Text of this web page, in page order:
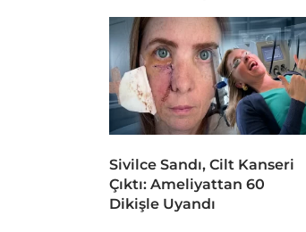
Sivilce Sandı, Cilt Kanseri
Çıktı: Ameliyattan 60
Dikişle Uyandı